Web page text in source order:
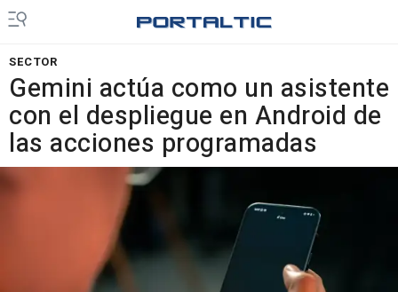
SECTOR
Gemini actúa como un asistente
con el despliegue en Android de
las acciones programadas